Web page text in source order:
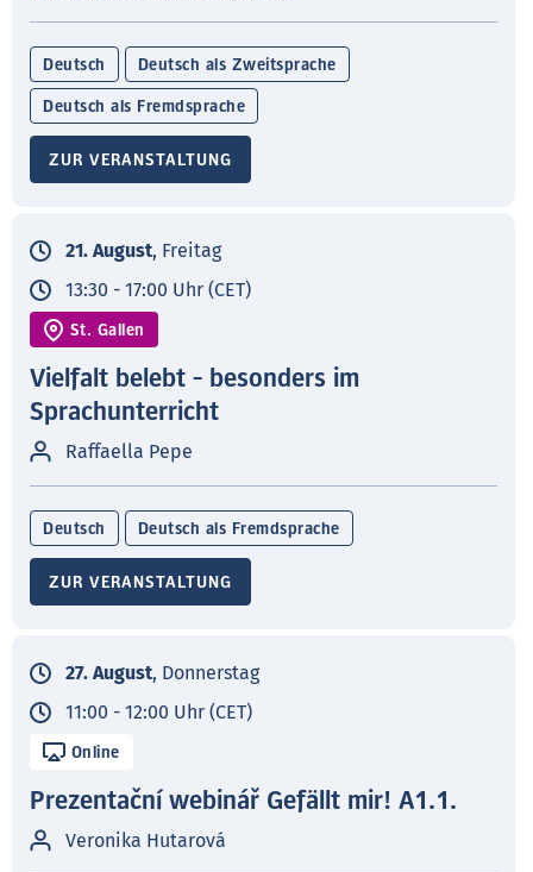
Deutsch Deutsch als Zweitsprache
Deutsch als Fremdsprache
ZUR VERANSTALTUNG
21. August, Freitag
13:30 - 17:00 Uhr (CET)
St. Gallen
Vielfalt belebt - besonders im
Sprachunterricht
Raffaella Pepe
Deutsch Deutsch als Fremdsprache
ZUR VERANSTALTUNG
27. August, Donnerstag
11:00 - 12:00 Uhr (CET)
Online
Prezentační webinář Gefällt mir! A1.1.
Veronika Hutarová